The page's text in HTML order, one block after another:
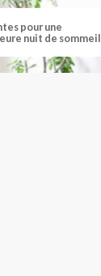
pour une
nuit de sommeil